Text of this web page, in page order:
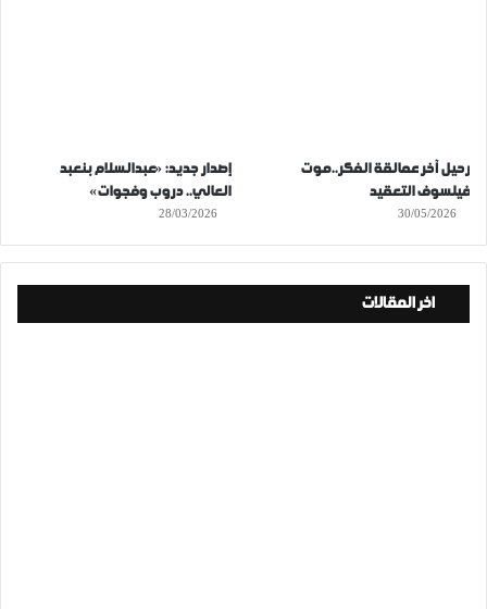
رحيل آخر عمالقة الفكر..موت
فيلسوف التعقيد
30/05/2026
إصدار جديد: «عبدالسلام بنعبد
العالي.. دروب وفجوات»
28/03/2026
اخر المقالات